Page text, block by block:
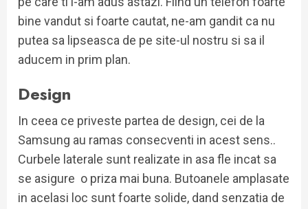
bine vandut si foarte cautat, ne-am gandit ca nu
putea sa lipseasca de pe site-ul nostru si sa il
aducem in prim plan.
Design
In ceea ce priveste partea de design, cei de la
Samsung au ramas consecventi in acest sens..
Curbele laterale sunt realizate in asa fle incat sa
se asigure o priza mai buna. Butoanele amplasate
in acelasi loc sunt foarte solide, dand senzatia de